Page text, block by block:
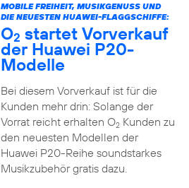
MOBILE FREIHEIT, MUSIKGENUSS UND
DIE NEUESTEN HUAWEI-FLAGGSCHIFFE:
O2 startet Vorverkauf
der Huawei P20-
Modelle
Bei diesem Vorverkauf ist für die
Kunden mehr drin: Solange der
Vorrat reicht erhalten O2Kunden zu
den neuesten Modellen der
Huawei P20-Reihe soundstarkes
Musikzubehör gratis dazu.